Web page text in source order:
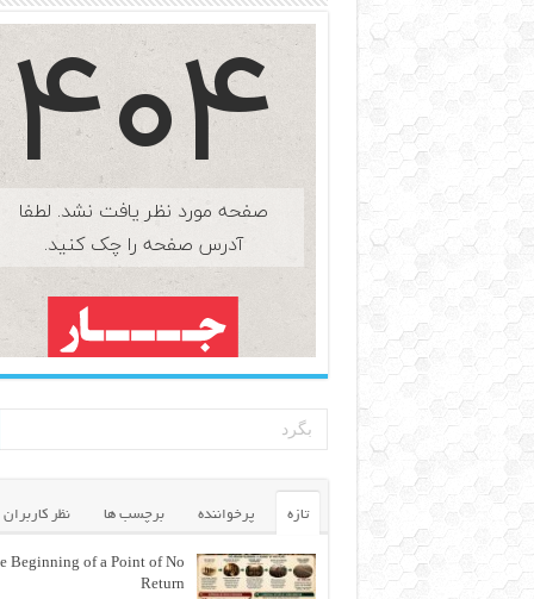
تازه پرخواننده برچسب ها نظر کاربران
Beginning of a Point of No
Return